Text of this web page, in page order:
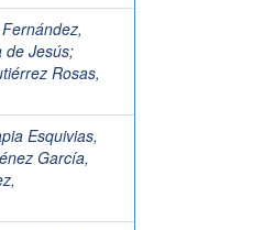
de Jesús;
Rosas,
Esquivias,
García,